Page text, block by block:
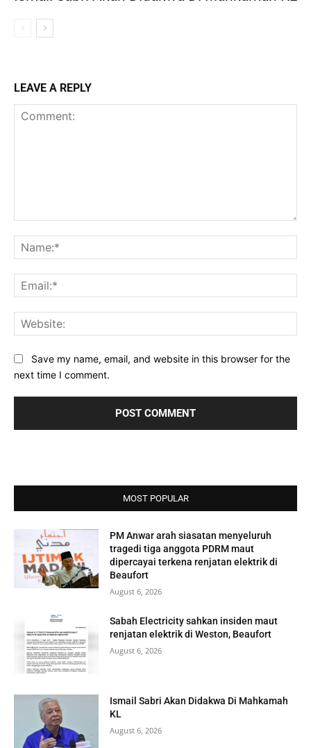
LEAVE A REPLY
Save my name, email, and website in this browser for the
next time I comment.
MOST POPULAR
PM Anwar arah siasatan menyeluruh
tragedi tiga anggota PDRM maut
dipercayai terkena renjatan elektrik di
Beaufort
August 6, 2026
Sabah Electricity sahkan insiden maut
renjatan elektrik di Weston, Beaufort
August 6, 2026
Ismail Sabri Akan Didakwa Di Mahkamah
KL
August 6, 2026